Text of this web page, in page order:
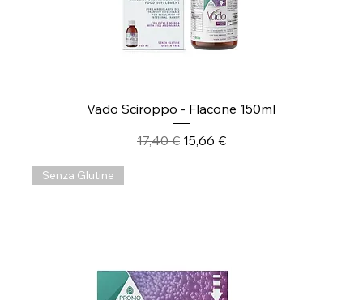
Vado Sciroppo - Flacone 150ml
Prezzo regolare
17,40 € Prezzo scontato
15,66 €
Senza Glutine